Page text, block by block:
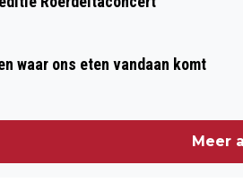
waar ons eten vandaan komt
Meer